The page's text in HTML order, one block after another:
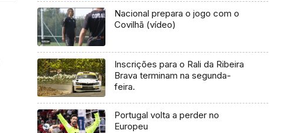
Nacional prepara o jogo com o
Covilhã (vídeo)
Inscrições para o Rali da Ribeira
Brava terminam na segunda-
feira.
Portugal volta a perder no
Europeu